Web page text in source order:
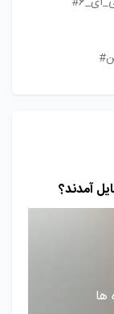
آمدند؟
ها